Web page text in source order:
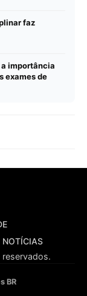
faz
importância
exames de
NOTÍCIAS
BR